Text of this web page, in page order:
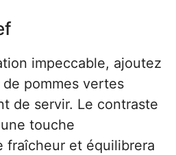
impeccable, ajoutez
pommes vertes
de servir. Le contraste
touche
fraîcheur et équilibrera